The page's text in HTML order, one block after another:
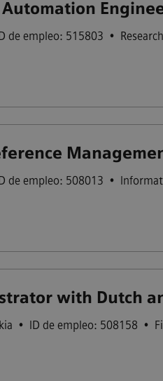
Automation
de empleo: 515803 •
de empleo: 508013 •
with Dutch
• ID de empleo: 508158 •